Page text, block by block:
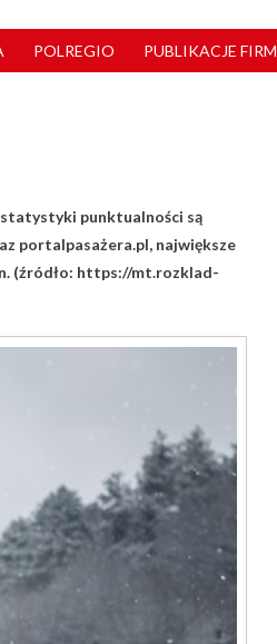
POLREGIO PUBLIKACJE FIRM
statystyki punktualności są
portalpasażera.pl, największe
(źródło: https://mt.rozklad-